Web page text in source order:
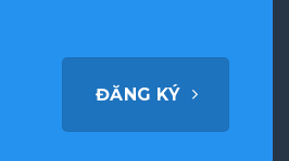
ĐĂNG KÝ